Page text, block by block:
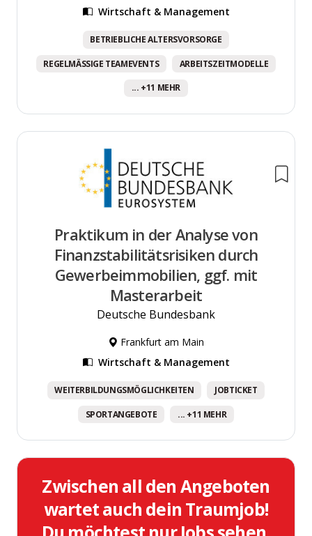
Wirtschaft & Management
BETRIEBLICHE ALTERSVORSORGE
REGELMÄSSIGE TEAMEVENTS ARBEITSZEITMODELLE
... +11 MEHR
Praktikum in der Analyse von
Finanzstabilitätsrisiken durch
Gewerbeimmobilien, ggf. mit
Masterarbeit
Deutsche Bundesbank
Frankfurt am Main
Wirtschaft & Management
WEITERBILDUNGSMÖGLICHKEITEN JOBTICKET
SPORTANGEBOTE ... +11 MEHR
Zwischen all den Angeboten
wartet auch dein Traumjob!